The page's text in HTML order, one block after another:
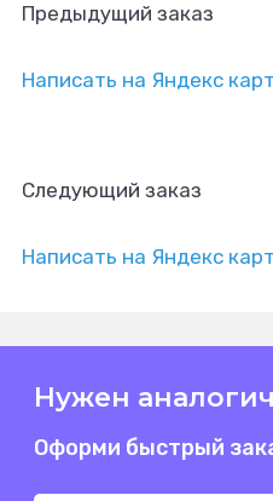
Предыдущий заказ
Написать на Яндекс
Следующий заказ
Написать на Яндекс
Нужен
Оформи быстрый